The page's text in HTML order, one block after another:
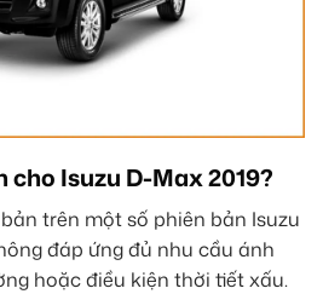
cho Isuzu D-Max 2019?
trên một số phiên bản Isuzu
đáp ứng đủ nhu cầu ánh
hoặc điều kiện thời tiết xấu.